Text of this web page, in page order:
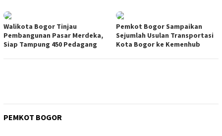
Walikota Bogor Tinjau
Pembangunan Pasar Merdeka,
Siap Tampung 450 Pedagang
Pemkot Bogor Sampaikan
Sejumlah Usulan Transportasi
Kota Bogor ke Kemenhub
PEMKOT BOGOR